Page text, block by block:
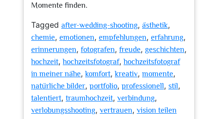
Momente finden.
Tagged after-wedding-shooting, ästhetik,
chemie, emotionen, empfehlungen, erfahrung,
erinnerungen, fotografen, freude, geschichten,
hochzeit,hochzeitsfotograf,hochzeitsfotograf
in meiner nähe,komfort,kreativ, momente,
natürliche bilder, portfolio, professionell, stil,
talentiert, traumhochzeit, verbindung,
verlobungsshooting, vertrauen, vision teilen